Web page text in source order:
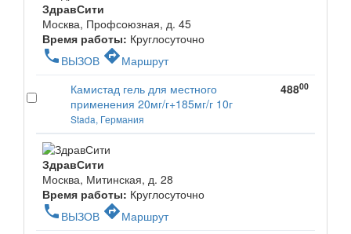
ЗдравСити
Москва, Профсоюзная, д. 45
Время работы: Круглосуточно
phone ВЫЗОВ directionsМаршрут
Камистад гель для местного
применения 20мг/г+185мг/г 10г
Stada, Германия
48800
ЗдравСити
Москва, Митинская, д. 28
Время работы: Круглосуточно
phone ВЫЗОВ directionsМаршрут